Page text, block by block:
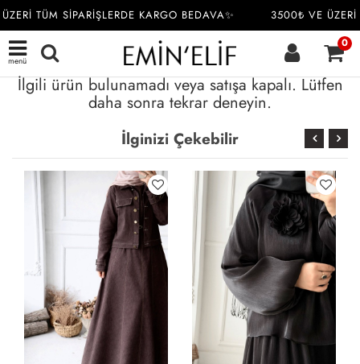
TÜM SİPARİŞLERDE KARGO BEDAVA✨ 3500₺ VE ÜZERİ
menü
0
İlgili ürün bulunamadı veya satışa kapalı. Lütfen
daha sonra tekrar deneyin.
İlginizi Çekebilir